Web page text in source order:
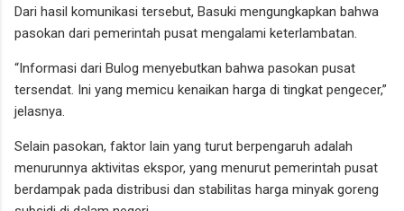
Dari hasil komunikasi tersebut, Basuki mengungkapkan bahwa
pasokan dari pemerintah pusat mengalami keterlambatan.
“Informasi dari Bulog menyebutkan bahwa pasokan pusat
tersendat. Ini yang memicu kenaikan harga di tingkat pengecer,”
jelasnya.
Selain pasokan, faktor lain yang turut berpengaruh adalah
menurunnya aktivitas ekspor, yang menurut pemerintah pusat
berdampak pada distribusi dan stabilitas harga minyak goreng